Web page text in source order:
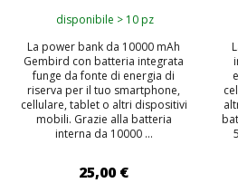
disponibile > 10 pz
La power bank da 10000 mAh
Gembird con batteria integrata
funge da fonte di energia di
riserva per il tuo smartphone,
cellulare, tablet o altri dispositivi
mobili. Grazie alla batteria
interna da 10000 ...
25,00 €